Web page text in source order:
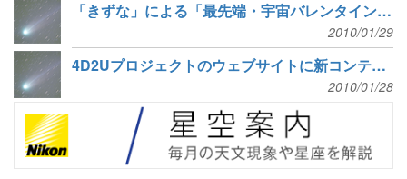
「きずな」による「最先端・宇宙バレンタイン」メールの配信
2010/01/29
4D2Uプロジェクトのウェブサイトに新コンテンツ登場
2010/01/28